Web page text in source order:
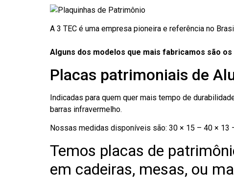
A 3 TEC é uma empresa pioneira e referência no
Alguns dos modelos que mais fabricamos são
Placas patrimoniais de
Indicadas para quem quer mais tempo de
barras infravermelho.
Nossas medidas disponíveis são: 30 × 15 – 40 ×
Temos placas de
em cadeiras, mesas, ou